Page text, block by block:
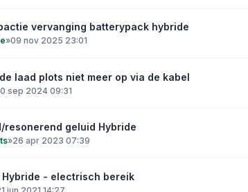
vervanging batterypack hybride
»09 nov 2025 23:01
laad plots niet meer op via de kabel
sep 2024 09:31
resonerend geluid Hybride
»26 apr 2023 07:39
Hybride - electrisch bereik